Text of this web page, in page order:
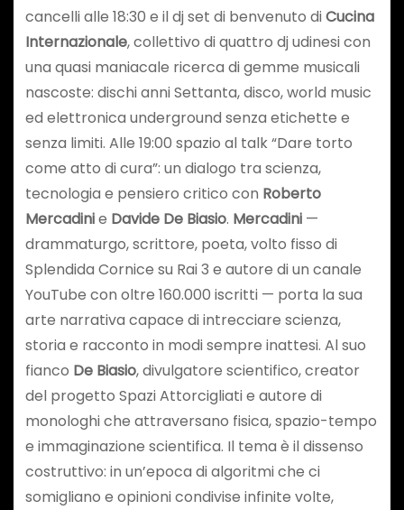
cancelli alle 18:30 e il dj set di benvenuto diCucina
Internazionale, collettivo di quattro dj udinesi con
una quasi maniacale ricerca di gemme musicali
nascoste: dischi anni Settanta, disco, world music
ed elettronica underground senza etichette e
senza limiti. Alle 19:00 spazio al talk “Dare torto
come atto di cura”: un dialogo tra scienza,
tecnologia e pensiero critico con Roberto
Mercadinie Davide De Biasio. Mercadini—
drammaturgo, scrittore, poeta, volto fisso di
Splendida Cornice su Rai 3 e autore di un canale
YouTube con oltre 160.000 iscritti — porta la sua
arte narrativa capace di intrecciare scienza,
storia e racconto in modi sempre inattesi. Al suo
fianco De Biasio, divulgatore scientifico, creator
del progetto Spazi Attorcigliati e autore di
monologhi che attraversano fisica, spazio-tempo
e immaginazione scientifica. Il tema è il dissenso
costruttivo: in un’epoca di algoritmi che ci
somigliano e opinioni condivise infinite volte,